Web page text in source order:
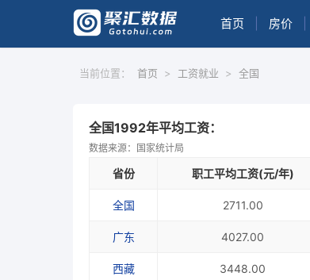
首页 房价
当前位置： 首页 > 工资就业 > 全国
全国1992年平均工资：
数据来源：国家统计局
省份 职工平均工资(元/年)
全国 2711.00
广东 4027.00
西藏 3448.00